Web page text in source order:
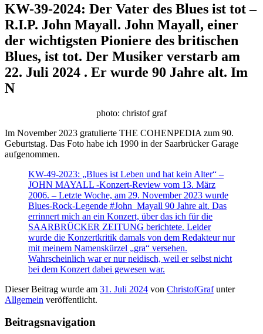
KW-39-2024: Der Vater des Blues ist tot –
R.I.P. John Mayall. John Mayall, einer
der wichtigsten Pioniere des britischen
Blues, ist tot. Der Musiker verstarb am
22. Juli 2024 . Er wurde 90 Jahre alt. Im
N
photo: christof graf
Im November 2023 gratulierte THE COHENPEDIA zum 90.
Geburtstag. Das Foto habe ich 1990 in der Saarbrücker Garage
aufgenommen.
KW-49-2023: „Blues ist Leben und hat kein Alter“ –
JOHN MAYALL -Konzert-Review vom 13. März
2006. – Letzte Woche, am 29. November 2023 wurde
Blues-Rock-Legende #John_Mayall 90 Jahre alt. Das
errinnert mich an ein Konzert, über das ich für die
SAARBRÜCKER ZEITUNG berichtete. Leider
wurde die Konzertkritik damals von dem Redakteur nur
mit meinem Namenskürzel „gra“ versehen.
Wahrscheinlich war er nur neidisch, weil er selbst nicht
bei dem Konzert dabei gewesen war.
Dieser Beitrag wurde am 31. Juli 2024 von ChristofGrafunter
Allgemein veröffentlicht.
Beitragsnavigation